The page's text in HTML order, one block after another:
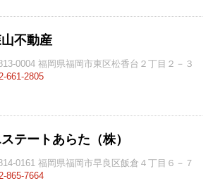
不動産
0004 福岡県福岡市東区松香台２丁目２－３
661-2805
テートあらた（株）
0161 福岡県福岡市早良区飯倉４丁目６－７
865-7664